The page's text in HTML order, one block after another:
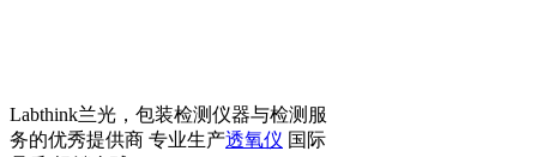
Labthink兰光，包装检测仪器与检测服
务的优秀提供商 专业生产透氧仪 国际